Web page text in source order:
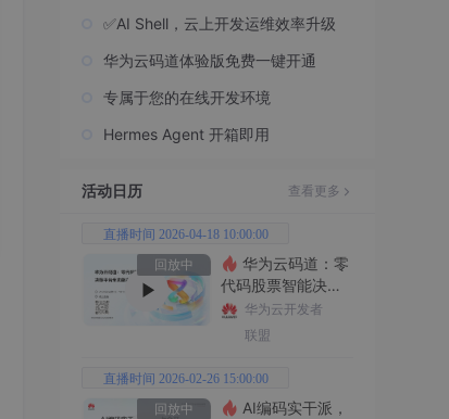
✅AI Shell，云上开发运维效率升级
华为云码道体验版免费一键开通
专属于您的在线开发环境
Hermes Agent 开箱即用
活动日历 查看更多
直播时间 2026-04-18 10:00:00
回放中
代码股票智能决策
平台全功能实战
华为云开发者
联盟
直播时间 2026-02-26 15:00:00
回放中